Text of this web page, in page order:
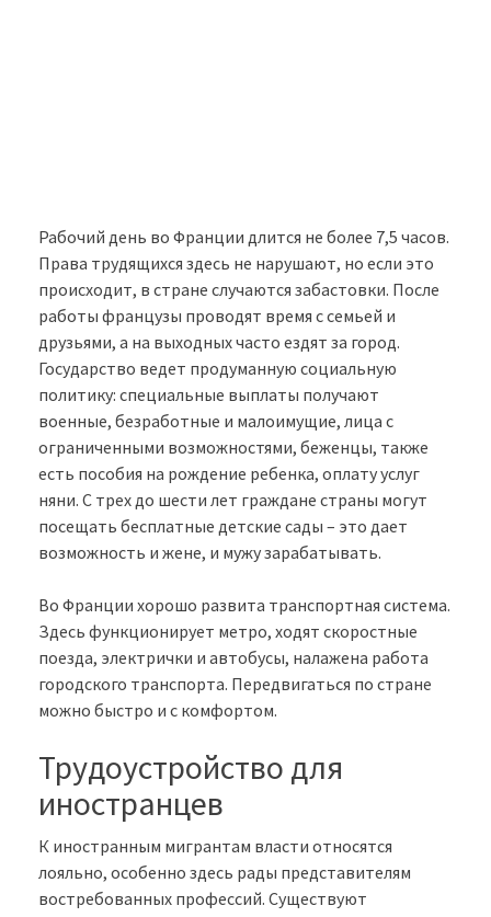
Рабочий день во Франции длится не более 7,5 часов.
Права трудящихся здесь не нарушают, но если это
происходит, в стране случаются забастовки. После
работы французы проводят время с семьей и
друзьями, а на выходных часто ездят за город.
Государство ведет продуманную социальную
политику: специальные выплаты получают
военные, безработные и малоимущие, лица с
ограниченными возможностями, беженцы, также
есть пособия на рождение ребенка, оплату услуг
няни. С трех до шести лет граждане страны могут
посещать бесплатные детские сады – это дает
возможность и жене, и мужу зарабатывать.
Во Франции хорошо развита транспортная система.
Здесь функционирует метро, ходят скоростные
поезда, электрички и автобусы, налажена работа
городского транспорта. Передвигаться по стране
можно быстро и с комфортом.
Трудоустройство для
иностранцев
К иностранным мигрантам власти относятся
лояльно, особенно здесь рады представителям
востребованных профессий. Существуют